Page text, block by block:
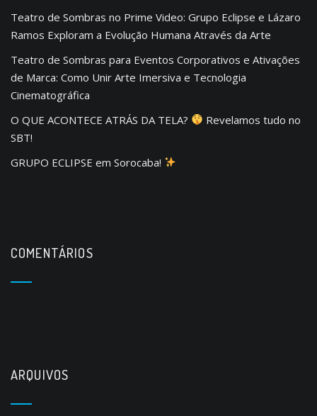
Teatro de Sombras no Prime Video: Grupo Eclipse e Lázaro
Ramos Exploram a Evolução Humana Através da Arte
Teatro de Sombras para Eventos Corporativos e Ativações
de Marca: Como Unir Arte Imersiva e Tecnologia
Cinematográfica
O QUE ACONTECE ATRÁS DA TELA?
Revelamos tudo no
SBT!
GRUPO ECLIPSE em Sorocaba!
COMENTÁRIOS
ARQUIVOS